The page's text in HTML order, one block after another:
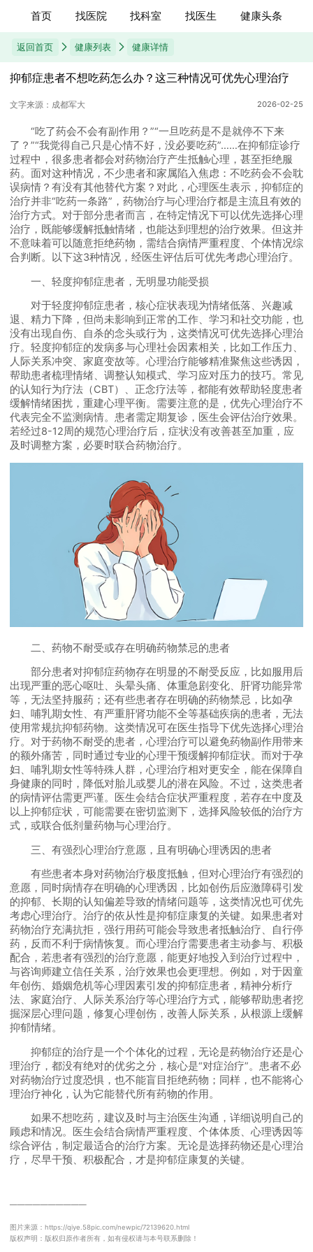
首页 找医院 找科室 找医生 健康头条
返回首页 健康列表 健康详情
抑郁症患者不想吃药怎么办？这三种情况可优先心理治疗
文字来源：成都军大 2026-02-25
“吃了药会不会有副作用？”“一旦吃药是不是就停不下来
了？”“我觉得自己只是心情不好，没必要吃药”……在抑郁症诊疗
过程中，很多患者都会对药物治疗产生抵触心理，甚至拒绝服
药。面对这种情况，不少患者和家属陷入焦虑：不吃药会不会耽
误病情？有没有其他替代方案？对此，心理医生表示，抑郁症的
治疗并非“吃药一条路”，药物治疗与心理治疗都是主流且有效的
治疗方式。对于部分患者而言，在特定情况下可以优先选择心理
治疗，既能够缓解抵触情绪，也能达到理想的治疗效果。但这并
不意味着可以随意拒绝药物，需结合病情严重程度、个体情况综
合判断。以下这3种情况，经医生评估后可优先考虑心理治疗。
一、轻度抑郁症患者，无明显功能受损
对于轻度抑郁症患者，核心症状表现为情绪低落、兴趣减
退、精力下降，但尚未影响到正常的工作、学习和社交功能，也
没有出现自伤、自杀的念头或行为，这类情况可优先选择心理治
疗。轻度抑郁症的发病多与心理社会因素相关，比如工作压力、
人际关系冲突、家庭变故等。心理治疗能够精准聚焦这些诱因，
帮助患者梳理情绪、调整认知模式、学习应对压力的技巧。常见
的认知行为疗法（CBT）、正念疗法等，都能有效帮助轻度患者
缓解情绪困扰，重建心理平衡。需要注意的是，优先心理治疗不
代表完全不监测病情。患者需定期复诊，医生会评估治疗效果。
若经过8-12周的规范心理治疗后，症状没有改善甚至加重，应
及时调整方案，必要时联合药物治疗。
二、药物不耐受或存在明确药物禁忌的患者
部分患者对抑郁症药物存在明显的不耐受反应，比如服用后
出现严重的恶心呕吐、头晕头痛、体重急剧变化、肝肾功能异常
等，无法坚持服药；还有些患者存在明确的药物禁忌，比如孕
妇、哺乳期女性、有严重肝肾功能不全等基础疾病的患者，无法
使用常规抗抑郁药物。这类情况可在医生指导下优先选择心理治
疗。对于药物不耐受的患者，心理治疗可以避免药物副作用带来
的额外痛苦，同时通过专业的心理干预缓解抑郁症状。而对于孕
妇、哺乳期女性等特殊人群，心理治疗相对更安全，能在保障自
身健康的同时，降低对胎儿或婴儿的潜在风险。不过，这类患者
的病情评估需更严谨。医生会结合症状严重程度，若存在中度及
以上抑郁症状，可能需要在密切监测下，选择风险较低的治疗方
式，或联合低剂量药物与心理治疗。
三、有强烈心理治疗意愿，且有明确心理诱因的患者
有些患者本身对药物治疗极度抵触，但对心理治疗有强烈的
意愿，同时病情存在明确的心理诱因，比如创伤后应激障碍引发
的抑郁、长期的认知偏差导致的情绪问题等，这类情况也可优先
考虑心理治疗。治疗的依从性是抑郁症康复的关键。如果患者对
药物治疗充满抗拒，强行用药可能会导致患者抵触治疗、自行停
药，反而不利于病情恢复。而心理治疗需要患者主动参与、积极
配合，若患者有强烈的治疗意愿，能更好地投入到治疗过程中，
与咨询师建立信任关系，治疗效果也会更理想。例如，对于因童
年创伤、婚姻危机等心理因素引发的抑郁症患者，精神分析疗
法、家庭治疗、人际关系治疗等心理治疗方式，能够帮助患者挖
掘深层心理问题，修复心理创伤，改善人际关系，从根源上缓解
抑郁情绪。
抑郁症的治疗是一个个体化的过程，无论是药物治疗还是心
理治疗，都没有绝对的优劣之分，核心是“对症治疗”。患者不必
对药物治疗过度恐惧，也不能盲目拒绝药物；同样，也不能将心
理治疗神化，认为它能替代所有药物的作用。
如果不想吃药，建议及时与主治医生沟通，详细说明自己的
顾虑和情况。医生会结合病情严重程度、个体体质、心理诱因等
综合评估，制定最适合的治疗方案。无论是选择药物还是心理治
疗，尽早干预、积极配合，才是抑郁症康复的关键。
──────────
图片来源：https://qiye.58pic.com/newpic/72139620.html
版权声明：版权归原作者所有，如有侵权请与本号联系删除！